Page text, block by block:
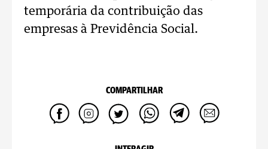
temporária da contribuição das
empresas à Previdência Social.
COMPARTILHAR